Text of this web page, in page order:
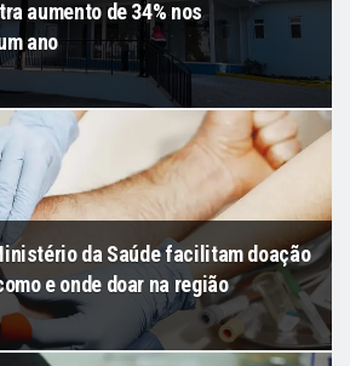
aumento de 34% nos
ano
da Saúde facilitam doação
e onde doar na região